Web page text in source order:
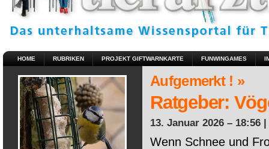
HOME RUBRIKEN PROJEKT GIFTWARNKARTE FUNWINGAMES
Aufgemerkt ! »
Ratgeber:
13. Januar 2026 – 18:56 |
Wenn Schnee und